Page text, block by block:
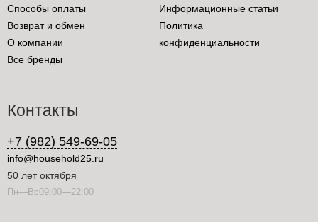
Способы оплаты
Возврат и обмен
О компании
Все бренды
Информационные статьи
Политика
конфиденциальности
Контакты
+7 (982) 549-69-05
info@household25.ru
50 лет октября
Пн—Вс09:00—22:00